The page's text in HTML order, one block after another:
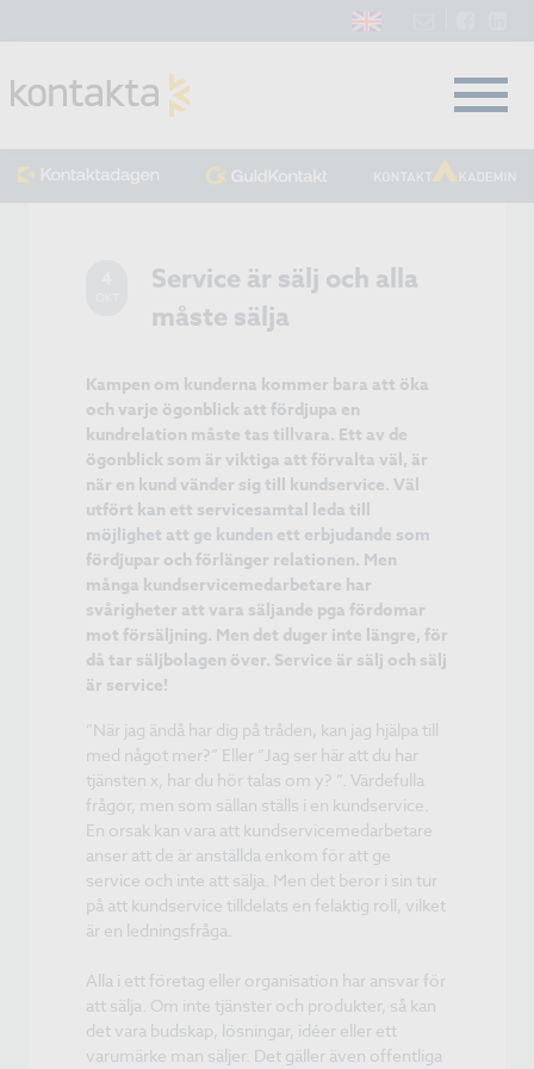
Service är sälj och alla
måste sälja
Kampen om kunderna kommer bara att öka
och varje ögonblick att fördjupa en
kundrelation måste tas tillvara. Ett av de
ögonblick som är viktiga att förvalta väl, är
när en kund vänder sig till kundservice. Väl
utfört kan ett servicesamtal leda till
möjlighet att ge kunden ett erbjudande som
fördjupar och förlänger relationen. Men
många kundservicemedarbetare har
svårigheter att vara säljande pga fördomar
mot försäljning. Men det duger inte längre, för
då tar säljbolagen över. Service är sälj och sälj
är service!
”När jag ändå har dig på tråden, kan jag hjälpa till
med något mer?” Eller ”Jag ser här att du har
tjänsten x, har du hör talas om y? ”. Värdefulla
frågor, men som sällan ställs i en kundservice.
En orsak kan vara att kundservicemedarbetare
anser att de är anställda enkom för att ge
service och inte att sälja. Men det beror i sin tur
på att kundservice tilldelats en felaktig roll, vilket
är en ledningsfråga.
Alla i ett företag eller organisation har ansvar för
att sälja. Om inte tjänster och produkter, så kan
det vara budskap, lösningar, idéer eller ett
varumärke man säljer. Det gäller även offentliga